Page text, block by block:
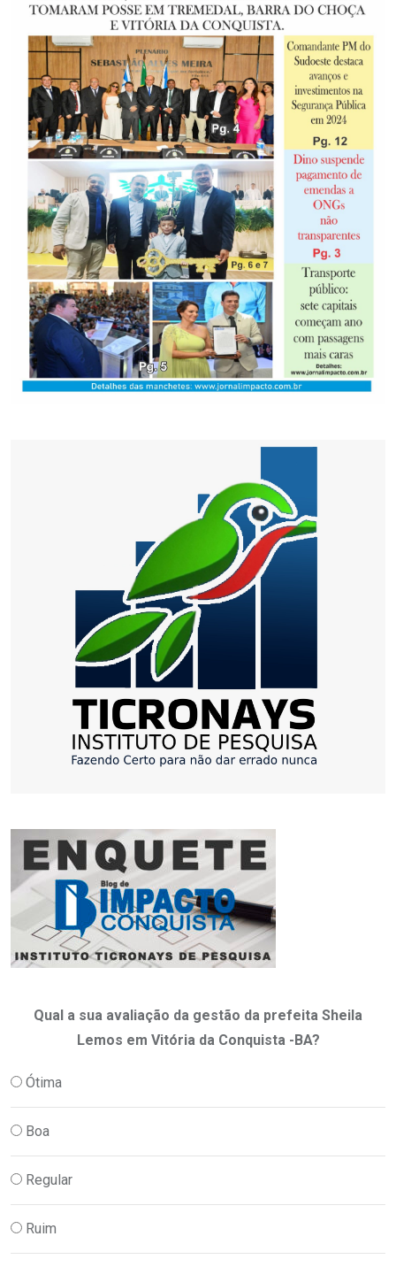
Qual a sua avaliação da gestão da prefeita Sheila
Lemos em Vitória da Conquista -BA?
Ótima
Boa
Regular
Ruim